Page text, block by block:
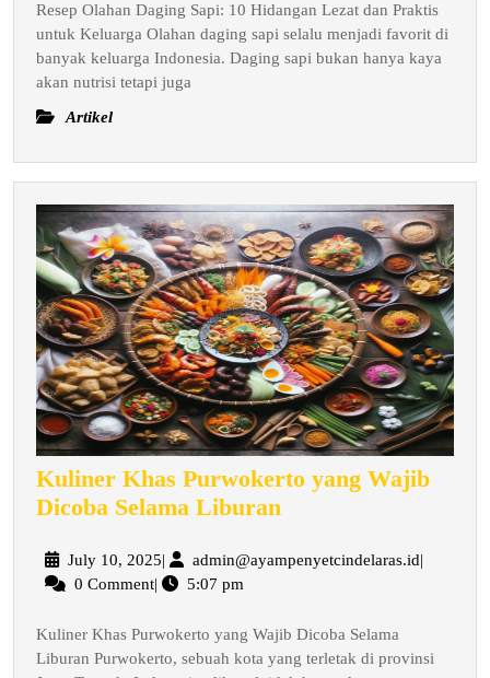
Hidangan
Lezat
dan
Keluarga
Resep Olahan Daging Sapi: 10 Hidangan Lezat dan Praktis
untuk Keluarga Olahan daging sapi selalu menjadi favorit di
banyak keluarga Indonesia. Daging sapi bukan hanya kaya
akan nutrisi tetapi juga
Artikel
Kuliner Khas Purwokerto yang Wajib
Dicoba Selama Liburan
Purwokerto
Dicoba
July 10, 2025July
10,
| admin@ayampenyetcindelaras.id|
0 Comment| 5:07 pm
Kuliner Khas Purwokerto yang Wajib Dicoba Selama
Liburan Purwokerto, sebuah kota yang terletak di provinsi